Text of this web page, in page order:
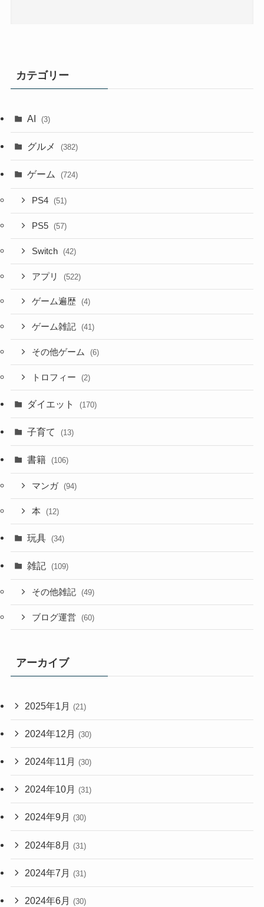
カテゴリー
AI (3)
グルメ (382)
ゲーム (724)
PS4 (51)
PS5 (57)
Switch (42)
アプリ (522)
ゲーム遍歴 (4)
ゲーム雑記 (41)
その他ゲーム (6)
トロフィー (2)
ダイエット (170)
子育て (13)
書籍 (106)
マンガ (94)
本 (12)
玩具 (34)
雑記 (109)
その他雑記 (49)
ブログ運営 (60)
アーカイブ
2025年1月 (21)
2024年12月 (30)
2024年11月 (30)
2024年10月 (31)
2024年9月 (30)
2024年8月 (31)
2024年7月 (31)
2024年6月 (30)